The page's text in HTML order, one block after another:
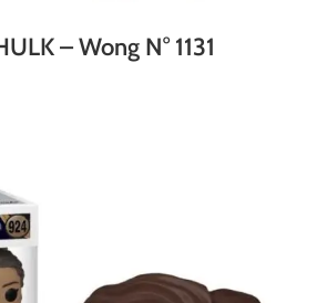
– Wong N° 1131